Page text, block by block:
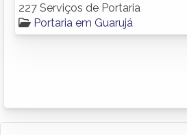
227 Serviços de Portaria
Portaria em Guarujá